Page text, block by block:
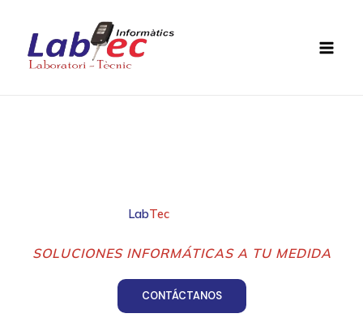
contenido
LabTec
SOLUCIONES INFORMÁTICAS A TU MEDIDA
CONTÁCTANOS